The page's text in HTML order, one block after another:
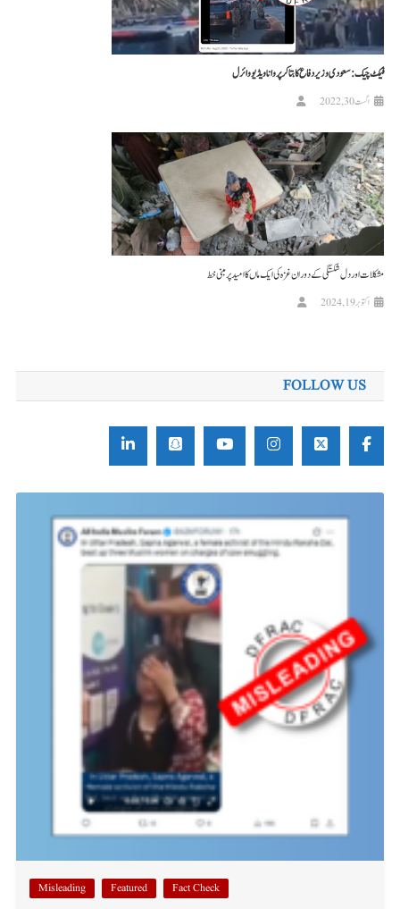
فیکٹ چیک: سعودی وزیر دفاع کا بتا کر پروانا ویڈیو وائرل
اگست 30, 2022
مشکلات اور دل شکستگی کے دوران غزہ کی ایک ماں کا امید پر مبنی خط
اکتوبر 19, 2024
FOLLOW US
Fact Check
Featured
Misleading